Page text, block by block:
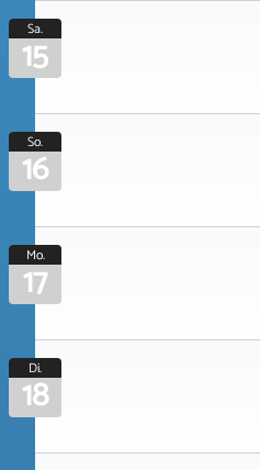
Sa.
15
So.
16
Mo.
17
Di.
18